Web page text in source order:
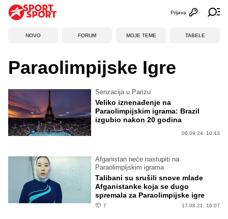
Otvori
Prijava
NOVO FORUM MOJE TEME TABELE
Paraolimpijske Igre
Senzacija u Parizu
Veliko iznenađenje na
Paraolimpijskim igrama: Brazil
izgubio nakon 20 godina
06.09.24. 10:43
Afganistan neće nastupiti na
Paraolimpijskim igrama
Talibani su srušili snove mlade
Afganistanke koja se dugo
spremala za Paraolimpijske igre
7 17.08.21. 16:07